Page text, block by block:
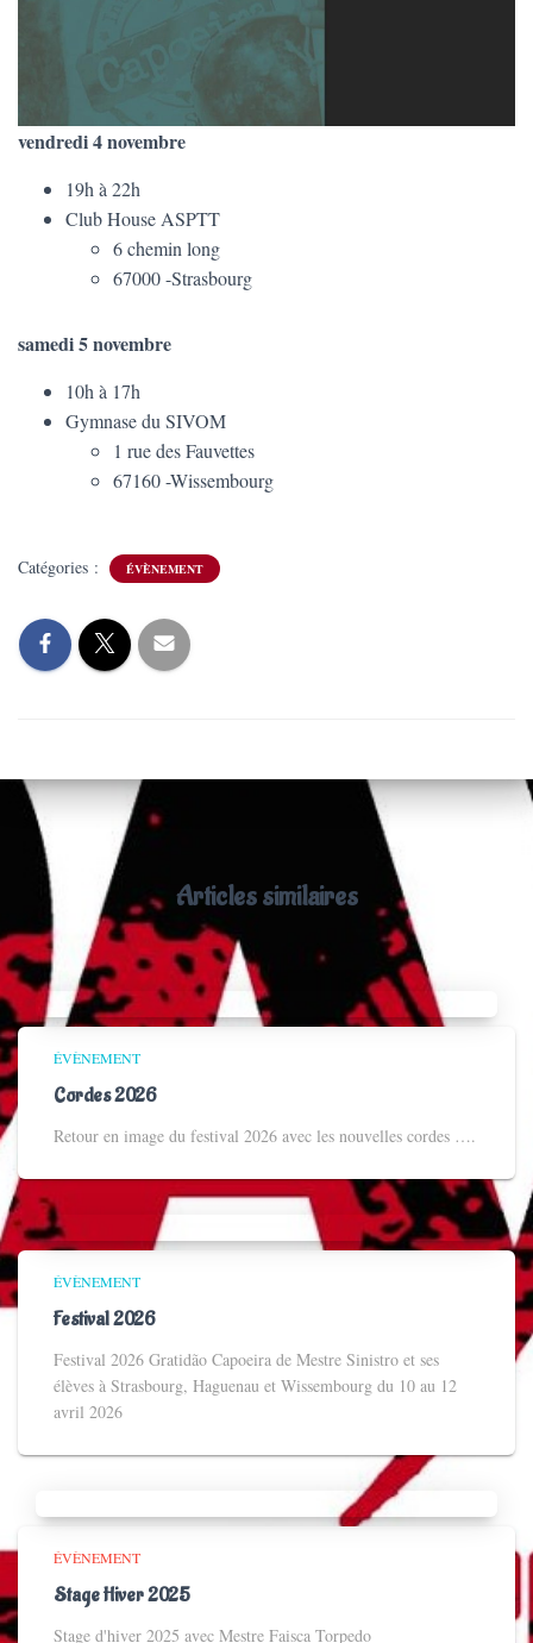
vendredi 4 novembre
19h à 22h
Club House ASPTT
6 chemin long
67000 -Strasbourg
samedi 5 novembre
10h à 17h
Gymnase du SIVOM
1 rue des Fauvettes
67160 -Wissembourg
Catégories : ÉVÈNEMENT
Articles similaires
ÉVÈNEMENT
Cordes 2026
Retour en image du festival 2026 avec les nouvelles cordes ….
ÉVÈNEMENT
Festival 2026
Festival 2026 Gratidão Capoeira de Mestre Sinistro et ses
élèves à Strasbourg, Haguenau et Wissembourg du 10 au 12
avril 2026
ÉVÈNEMENT
Stage Hiver 2025
Stage d'hiver 2025 avec Mestre Faisca Torpedo